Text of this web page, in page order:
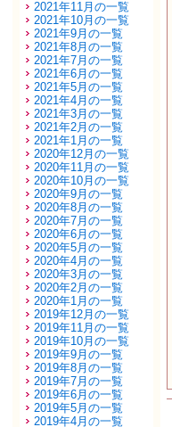
2021年11月の一覧
2021年10月の一覧
2021年9月の一覧
2021年8月の一覧
2021年7月の一覧
2021年6月の一覧
2021年5月の一覧
2021年4月の一覧
2021年3月の一覧
2021年2月の一覧
2021年1月の一覧
2020年12月の一覧
2020年11月の一覧
2020年10月の一覧
2020年9月の一覧
2020年8月の一覧
2020年7月の一覧
2020年6月の一覧
2020年5月の一覧
2020年4月の一覧
2020年3月の一覧
2020年2月の一覧
2020年1月の一覧
2019年12月の一覧
2019年11月の一覧
2019年10月の一覧
2019年9月の一覧
2019年8月の一覧
2019年7月の一覧
2019年6月の一覧
2019年5月の一覧
2019年4月の一覧